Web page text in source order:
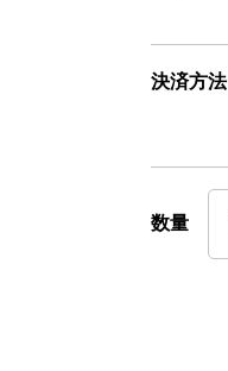
決済方法
数量